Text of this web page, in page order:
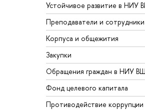
Устойчивое развитие в НИУ
Преподаватели и сотрудники
Корпуса и общежития
Закупки
Обращения граждан в НИУ
Фонд целевого капитала
Противодействие коррупции